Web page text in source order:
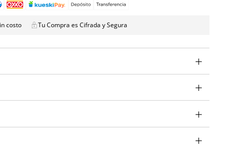
costo Tu Compra es Cifrada y Segura